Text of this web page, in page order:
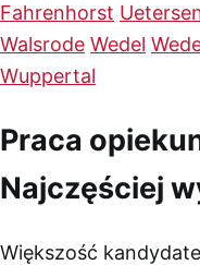
Fahrenhorst
Walsrode Wedel
Wuppertal
Praca
Najczęściej
Większość